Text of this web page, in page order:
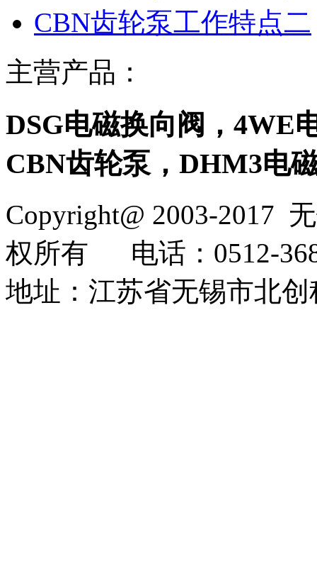
CBN齿轮泵工作特点二
主营产品：
DSG电磁换向阀，4WE
CBN齿轮泵，DHM3电
Copyright@ 2003-2017
权所有 电话：0512-
地址：江苏省无锡市北